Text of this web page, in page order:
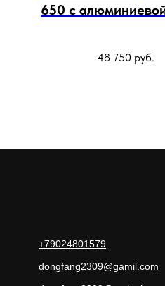
650 с
48 750 руб.
dongfang2309@gamil.com
+79024801579